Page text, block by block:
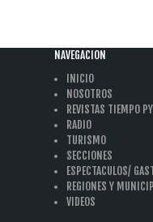
NAVEGACION
INICIO
NOSOTROS
REVISTAS TIEMPO
RADIO
TURISMO
SECCIONES
ESPECTACULOS/
REGIONES Y
VIDEOS